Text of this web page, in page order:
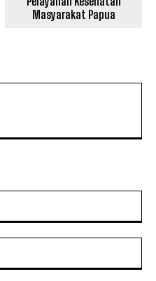
Masyarakat Papua